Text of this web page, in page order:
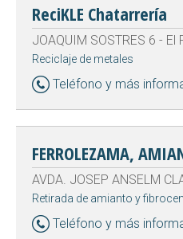
ReciKLE Chatarrería
JOAQUIM SOSTRES 6 -
Reciclaje de metales
Teléfono y más
FERROLEZAMA,
AVDA. JOSEP ANSELM
Retirada de amianto y
Teléfono y más